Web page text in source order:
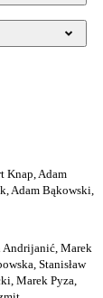
Knap, Adam
Adam Bąkowski,
Andrijanić, Marek
Stanisław
Marek Pyza,